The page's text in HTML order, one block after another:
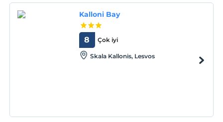
Kalloni Bay
Çok iyi
8
Skala Kallonis, Lesvos